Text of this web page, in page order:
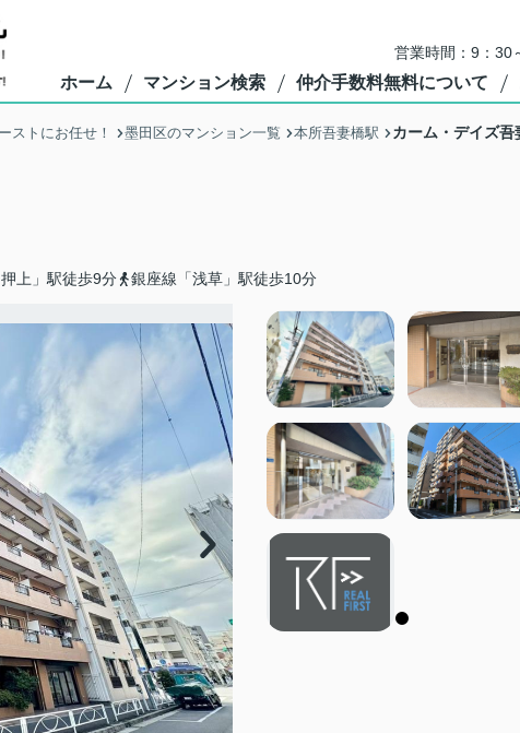
営業時間：9：
ホーム マンション検索 仲介手数料無料について
ストにお任せ！ 墨田区のマンション一覧 本所吾妻橋駅 カーム・デイズ吾
上」駅徒歩9分 銀座線「浅草」駅徒歩10分